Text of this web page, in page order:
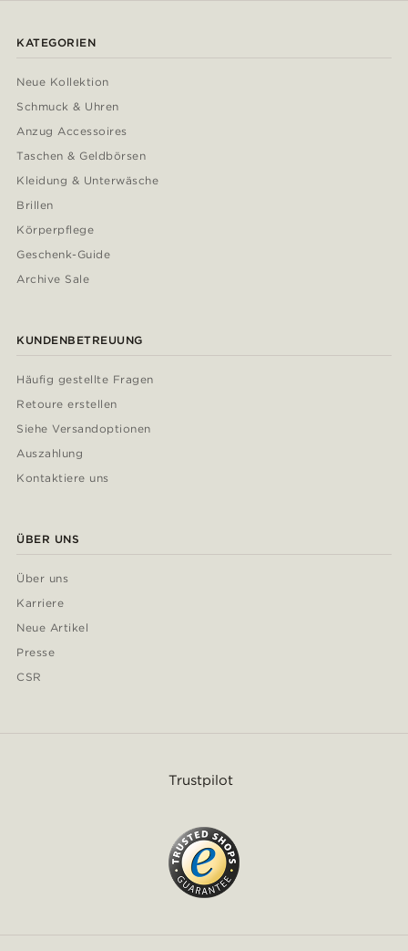
KATEGORIEN
Neue Kollektion
Schmuck & Uhren
Anzug Accessoires
Taschen & Geldbörsen
Kleidung & Unterwäsche
Brillen
Körperpflege
Geschenk-Guide
Archive Sale
KUNDENBETREUUNG
Häufig gestellte Fragen
Retoure erstellen
Siehe Versandoptionen
Auszahlung
Kontaktiere uns
ÜBER UNS
Über uns
Karriere
Neue Artikel
Presse
CSR
Trustpilot